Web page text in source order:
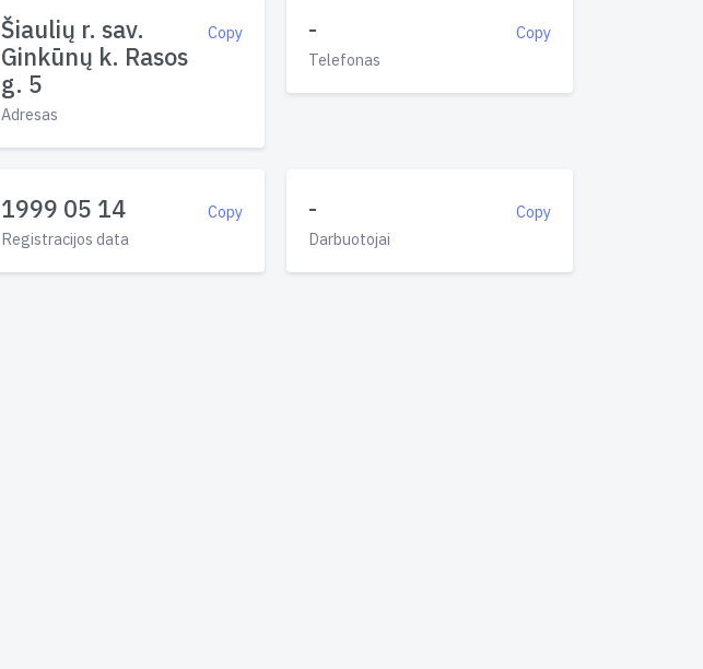
Copy
Šiaulių r. sav.
Ginkūnų k. Rasos
g. 5
Adresas
Copy
-
Telefonas
Copy
1999 05 14
Registracijos data
Copy
-
Darbuotojai